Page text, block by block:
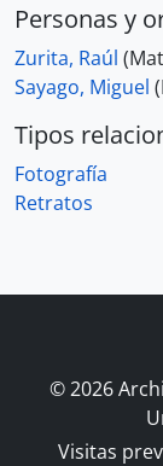
Personas y
Zurita, Raúl
Sayago, Miguel
Tipos
Fotografía
Retratos
© 2026
Visitas